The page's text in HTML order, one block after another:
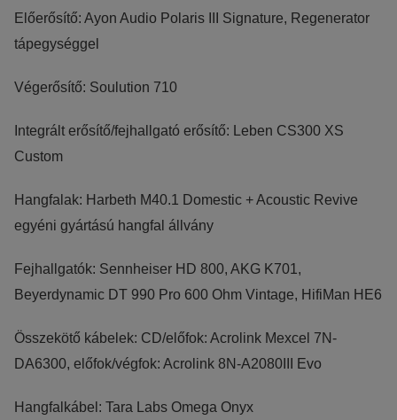
Előerősítő: Ayon Audio Polaris III Signature, Regenerator
tápegységgel
Végerősítő: Soulution 710
Integrált erősítő/fejhallgató erősítő: Leben CS300 XS
Custom
Hangfalak: Harbeth M40.1 Domestic + Acoustic Revive
egyéni gyártású hangfal állvány
Fejhallgatók: Sennheiser HD 800, AKG K701,
Beyerdynamic DT 990 Pro 600 Ohm Vintage, HifiMan HE6
Összekötő kábelek: CD/előfok: Acrolink Mexcel 7N-
DA6300, előfok/végfok: Acrolink 8N-A2080III Evo
Hangfalkábel: Tara Labs Omega Onyx
MERIDIAN